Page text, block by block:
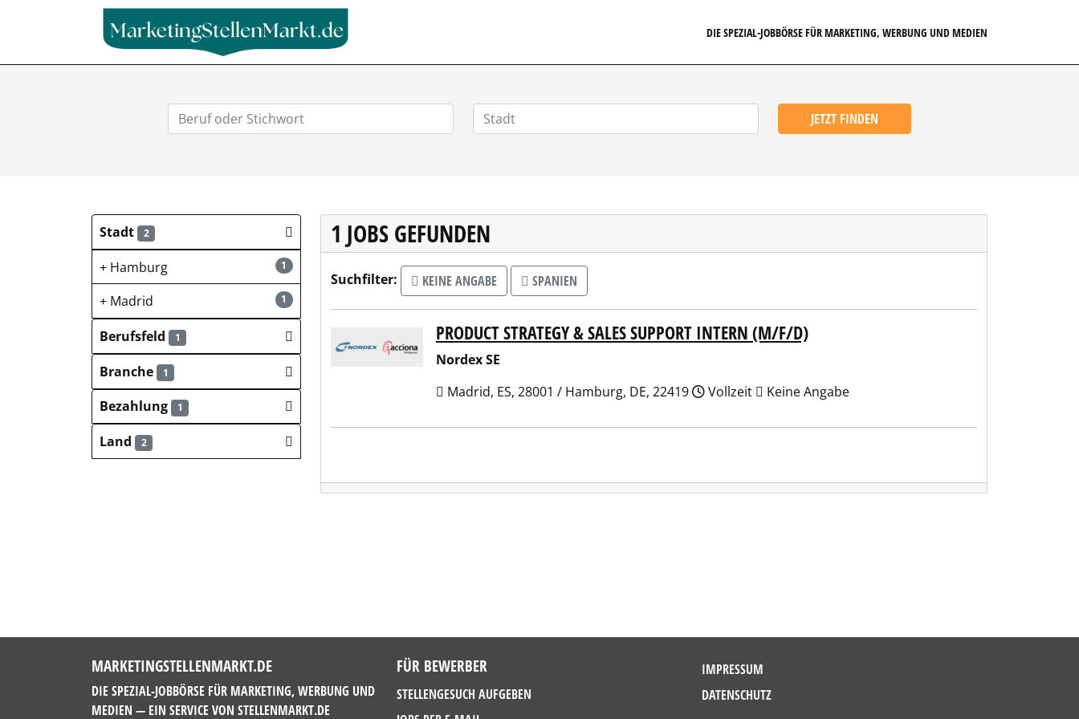
DIE SPEZIAL-JOBBÖRSE FÜR MARKETING, WERBUNG UND MEDIEN
JETZT FINDEN
Stadt 2
1
Hamburg
1
Madrid
Berufsfeld
1
Branche 1
Bezahlung 1
Land 2
1 JOBS GEFUNDEN
Suchfilter: KEINE ANGABE SPANIEN
PRODUCT STRATEGY & SALES SUPPORT INTERN (M/F/D)
Nordex SE
Madrid, ES, 28001 / Hamburg, DE, 22419
Vollzeit Keine Angabe
MARKETINGSTELLENMARKT.DE
DIE SPEZIAL-JOBBÖRSE FÜR MARKETING, WERBUNG UND
MEDIEN — EIN SERVICE VON STELLENMARKT.DE
FÜR BEWERBER
STELLENGESUCH AUFGEBEN
IMPRESSUM
DATENSCHUTZ